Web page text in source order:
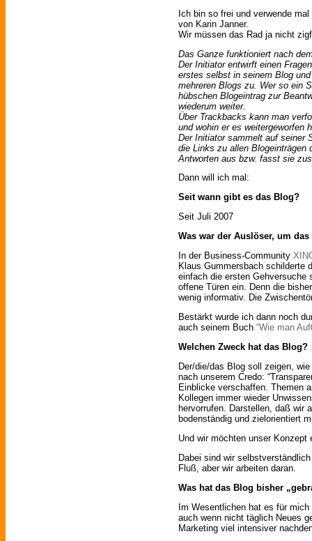
Ich bin so frei und verwende
von Karin Janner.
Wir müssen das Rad ja nicht
Das Ganze funktioniert nach
Der Initiator entwirft einen
erstes selbst in seinem Blog
mehreren Blogs zu. Wer so ein
hübschen Blogeintrag zur
wiederum weiter.
Über Trackbacks kann man
und wohin er es weitergeworfen
Der Initiator sammelt auf seiner
die Links zu allen Blogeinträgen
Antworten aus bzw. fasst sie
Dann will ich mal:
Seit wann gibt es das Blog?
Seit Juli 2007
Was war der Auslöser, um
In der Business-Community
Klaus Gummersbach schilderte
einfach die ersten Gehversuche
offene Türen ein. Denn die
wenig informativ. Die
Bestärkt wurde ich dann noch
auch seinem Buch “Wie man
Welchen Zweck hat das Blog?
Der/die/das Blog soll zeigen,
nach unserem Credo:
Einblicke verschaffen. Themen
Kollegen immer wieder
hervorrufen. Darstellen, daß wir
bodenständig und zielorientiert
Und wir möchten unser
Dabei sind wir
Fluß, aber wir arbeiten daran.
Was hat das Blog bisher
Im Wesentlichen hat es für
auch wenn nicht täglich Neues
Marketing viel intensiver